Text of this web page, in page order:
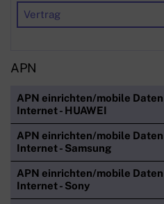
Vertrag
APN
APN einrichten/mobile
Internet - HUAWEI
APN einrichten/mobile
Internet - Samsung
APN einrichten/mobile
Internet - Sony